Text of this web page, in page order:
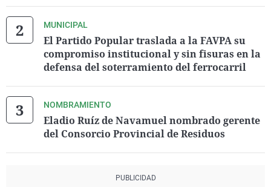
MUNICIPAL
El Partido Popular traslada a la FAVPA su
compromiso institucional y sin fisuras en la
defensa del soterramiento del ferrocarril
NOMBRAMIENTO
Eladio Ruíz de Navamuel nombrado gerente
del Consorcio Provincial de Residuos